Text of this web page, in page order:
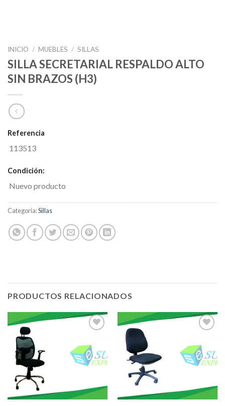
INICIO / MUEBLES / SILLAS
SILLA SECRETARIAL RESPALDO ALTO
SIN BRAZOS (H3)
Referencia
113513
Condición:
Nuevo producto
Categoría:Sillas
PRODUCTOS RELACIONADOS
Add to
Wishlist
Add to
Wishlist